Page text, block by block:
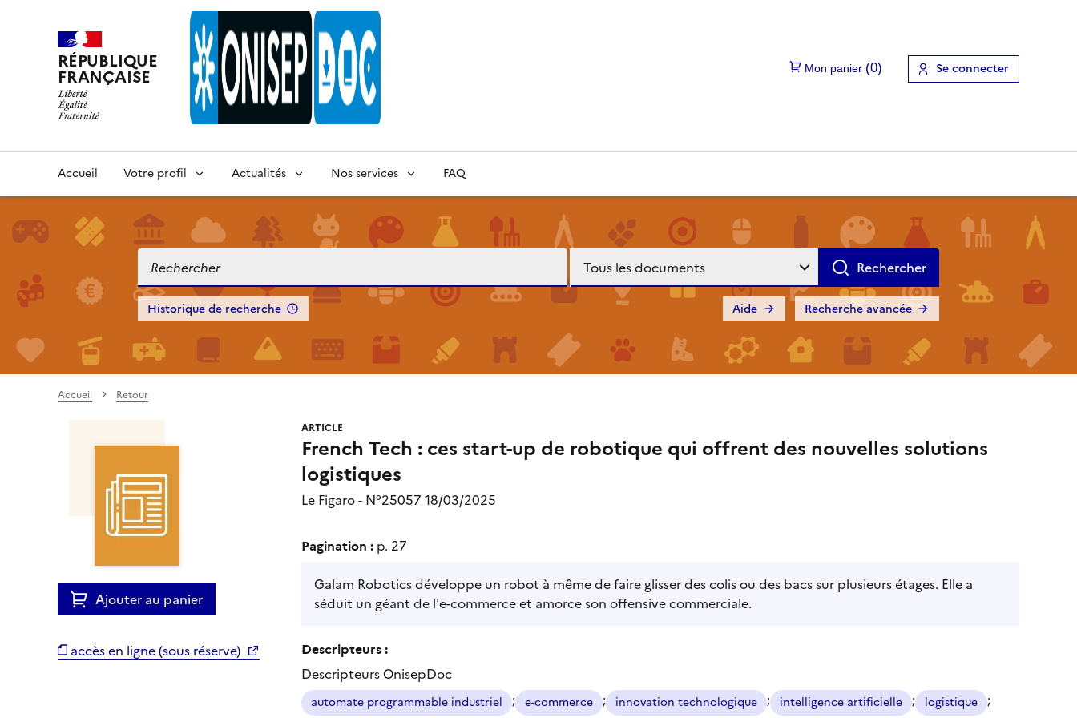
RÉPUBLIQUE
FRANÇAISE Se connecter
Accueil Votre profil Actualités Nos services FAQ
Historique de recherche Recherche avancée
Aide
Accueil Retour
Ajouter au panier
accès en ligne (sous réserve)
ARTICLE
French Tech : ces start-up de robotique qui offrent des nouvelles solutions
logistiques
Le Figaro - N°25057 18/03/2025
Pagination : p. 27
Galam Robotics développe un robot à même de faire glisser des colis ou des bacs sur plusieurs étages. Elle a
séduit un géant de l'e-commerce et amorce son offensive commerciale.
Descripteurs :
Descripteurs OnisepDoc
automate programmable industriel ; e-commerce ; innovation technologique ; intelligence artificielle ; logistique ;